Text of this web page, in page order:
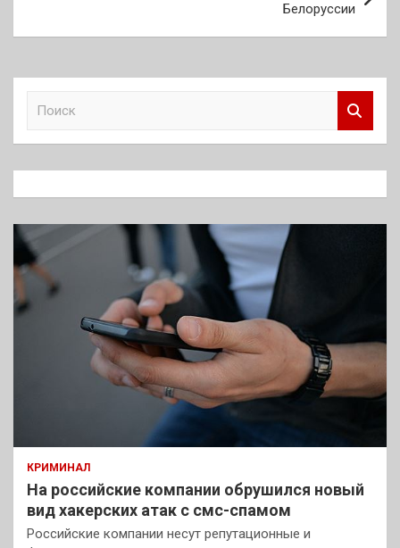
Белоруссии
к
КРИМИНАЛ
На российские компании обрушился новый
вид хакерских атак с смс-спамом
Российские компании несут репутационные и